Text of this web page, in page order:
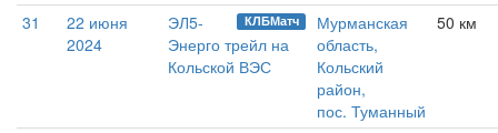
31
22 июня
2024
КЛБМатч
ЭЛ5-
Энерго трейл на
Кольской ВЭС
Мурманская
область,
Кольский
район,
пос. Туманный
50 км